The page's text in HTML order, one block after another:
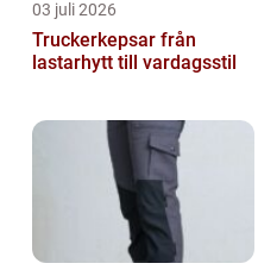
03 juli 2026
Truckerkepsar från
lastarhytt till vardagsstil